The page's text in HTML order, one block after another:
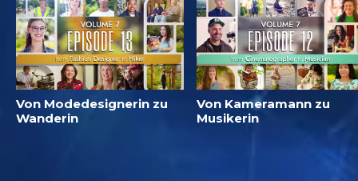
Von Modedesignerin zu
Wanderin
Von Kameramann zu
Musikerin